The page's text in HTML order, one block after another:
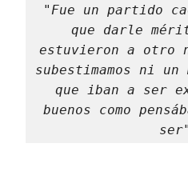
"Fue un partido
que darle
estuvieron a otro
subestimamos ni un
que iban a ser
buenos como